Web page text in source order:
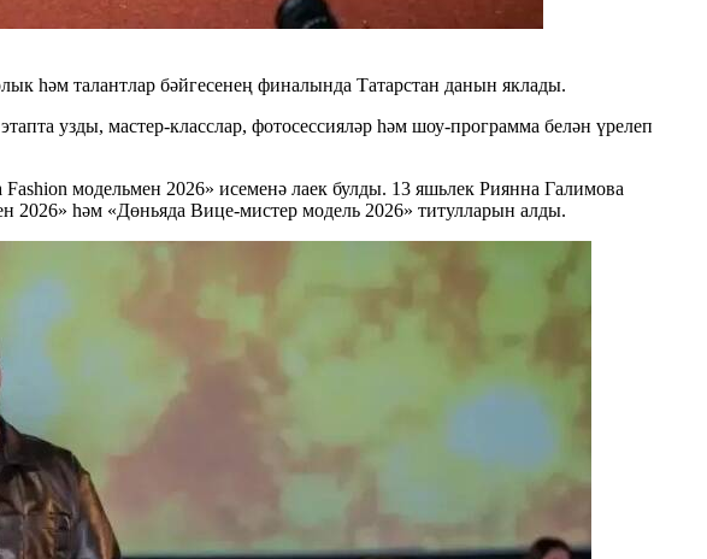
һәм талантлар бәйгесенең финалында Татарстан данын яклады.
узды, мастер-класслар, фотосессияләр һәм шоу-программа белән үрелеп
модельмен 2026» исеменә лаек булды. 13 яшьлек Риянна Галимова
2026» һәм «Дөньяда Вице-мистер модель 2026» титулларын алды.